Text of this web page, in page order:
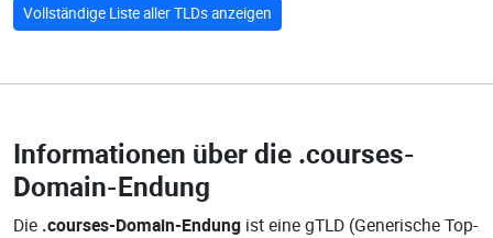
Vollständige Liste aller TLDs anzeigen
Informationen über die .courses-
Domain-Endung
Die .courses-Domain-Endung ist eine gTLD (Generische Top-